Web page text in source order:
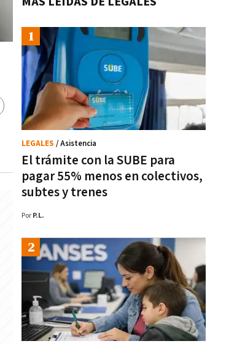
El trámite con la SUBE para
pagar 55% menos en colectivos,
subtes y trenes
LEGALES / Asistencia
Por P.L.